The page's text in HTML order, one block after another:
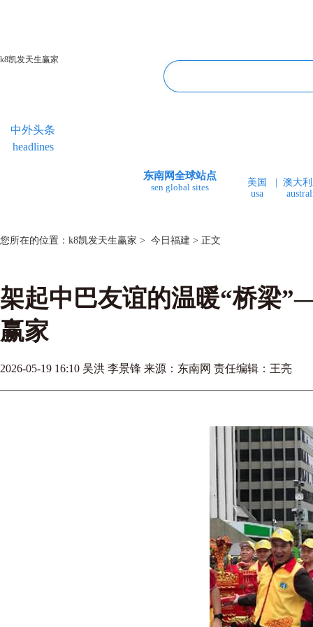
k8凯发天生赢家
中外头条
headlines
东南网全球站点
sen global sites
美国
usa
澳大
您所在的位置： k8凯发天生赢家 > 今日福建 > 正文
架起中巴友谊的温暖“桥梁
赢家
2026-05-19 16:10 吴洪 李景锋 来源：东南网 责任编辑：王亮